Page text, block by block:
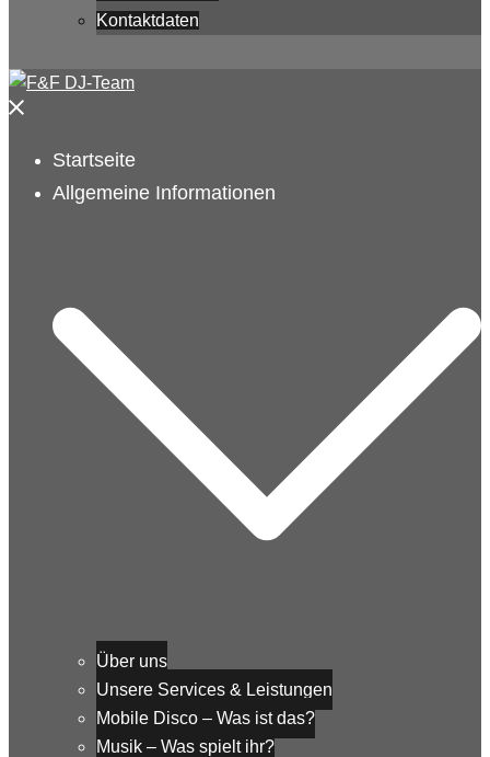
Kontaktdaten
Menü
Startseite
Allgemeine Informationen
Über uns
Unsere Services & Leistungen
Mobile Disco – Was ist das?
Musik – Was spielt ihr?